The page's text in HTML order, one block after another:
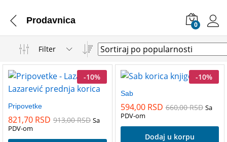
Prodavnica 0
Filter
-10%
Pripovetke
821,70 RSD 913,00RSD Sa
PDV-om
-10%
Sab
594,00 RSD 660,00RSD Sa
PDV-om
Dodaj u korpu